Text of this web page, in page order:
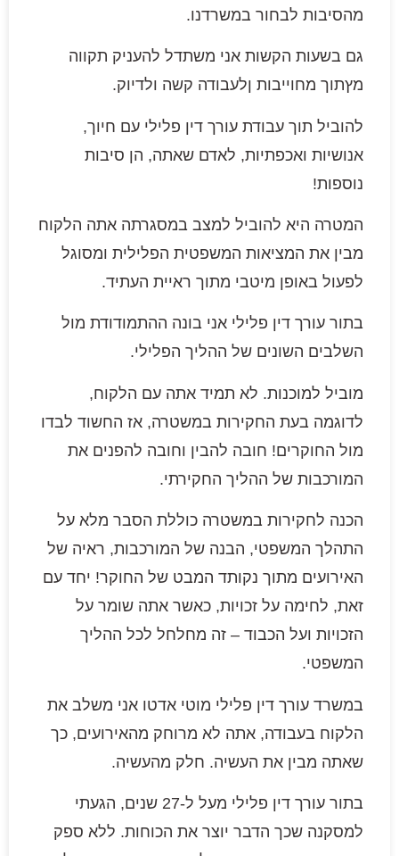
מהסיבות לבחור במשרדנו.
גם בשעות הקשות אני משתדל להעניק תקווה
מץתוך מחוייבות ןלעבודה קשה ולדיוק.
להוביל תוך עבודת עורך דין פלילי עם חיוך,
אנושיות ואכפתיות, לאדם שאתה, הן סיבות
נוספות!
המטרה היא להוביל למצב במסגרתה אתה הלקוח
מבין את המציאות המשפטית הפלילית ומסוגל
לפעול באופן מיטבי מתוך ראיית העתיד.
בתור עורך דין פלילי אני בונה ההתמודודת מול
השלבים השונים של ההליך הפלילי.
מוביל למוכנות. לא תמיד אתה עם הלקוח,
לדוגמה בעת החקירות במשטרה, אז החשוד לבדו
מול החוקרים! חובה להבין וחובה להפנים את
המורכבות של ההליך החקירתי.
הכנה לחקירות במשטרה כוללת הסבר מלא על
התהלך המשפטי, הבנה של המורכבות, ראיה של
האירועים מתוך נקותד המבט של החוקר! יחד עם
זאת, לחימה על זכויות, כאשר אתה שומר על
הזכויות ועל הכבוד – זה מחלחל לכל ההליך
המשפטי.
במשרד עורך דין פלילי מוטי אדטו אני משלב את
הלקוח בעבודה, אתה לא מרוחק מהאירועים, כך
שאתה מבין את העשיה. חלק מהעשיה.
בתור עורך דין פלילי מעל ל-27 שנים, הגעתי
למסקנה שכך הדבר יוצר את הכוחות. ללא ספק